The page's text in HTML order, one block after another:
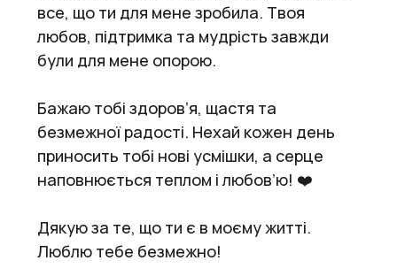
все, що ти для мене зробила. Твоя
любов, підтримка та мудрість завжди
були для мене опорою.
Бажаю тобі здоров’я, щастя та
безмежної радості. Нехай кожен день
приносить тобі нові усмішки, а серце
наповнюється теплом і любов’ю! ❤️
Дякую за те, що ти є в моєму житті.
Люблю тебе безмежно!